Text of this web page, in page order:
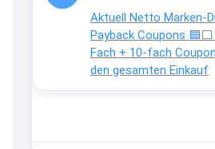
Aktuell Netto Marken-
Payback Coupons 🟦⬜
Fach + 10-fach
den gesamten Einkauf
zu dem Preis
8:31
↩